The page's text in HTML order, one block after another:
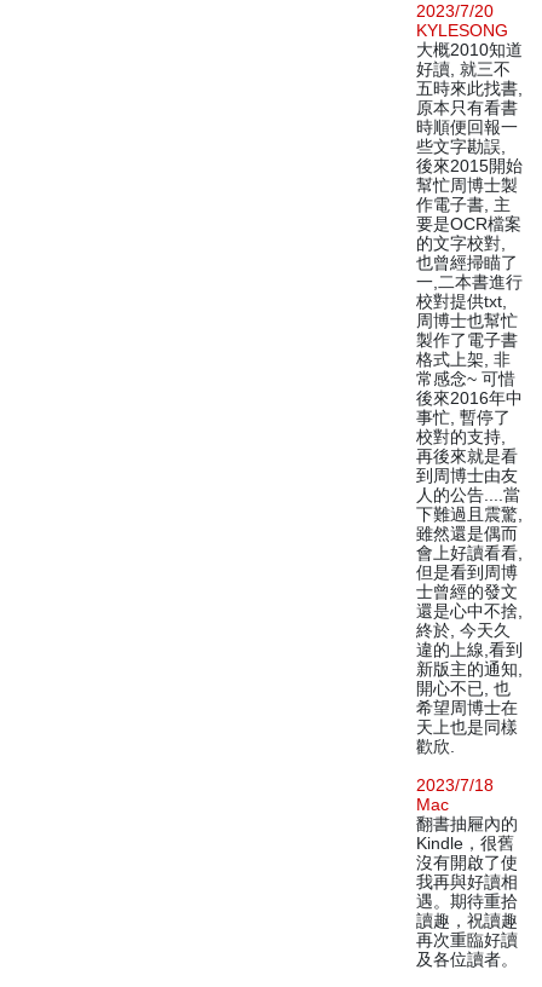
2023/7/20
KYLESONG
大概2010知道
好讀, 就三不
五時來此找書,
原本只有看書
時順便回報一
些文字勘誤,
後來2015開始
幫忙周博士製
作電子書, 主
要是OCR檔案
的文字校對,
也曾經掃瞄了
一,二本書進行
校對提供txt,
周博士也幫忙
製作了電子書
格式上架, 非
常感念~ 可惜
後來2016年中
事忙, 暫停了
校對的支持,
再後來就是看
到周博士由友
人的公告....當
下難過且震驚,
雖然還是偶而
會上好讀看看,
但是看到周博
士曾經的發文
還是心中不捨,
終於, 今天久
違的上線,看到
新版主的通知,
開心不已, 也
希望周博士在
天上也是同樣
歡欣.
2023/7/18
Mac
翻書抽屜內的
Kindle，很舊
沒有開啟了使
我再與好讀相
遇。期待重拾
讀趣，祝讀趣
再次重臨好讀
及各位讀者。